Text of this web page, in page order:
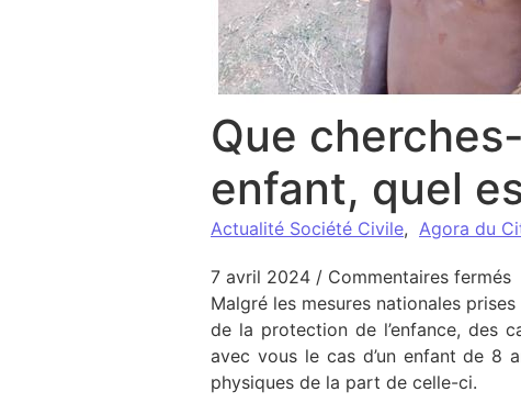
Que
enfant, quel
Actualité Société Civile, Agora du
7 avril 2024 / Commentaires fermés
Malgré les mesures nationales
de la protection de l’enfance, des
avec vous le cas d’un enfant de 8
physiques de la part de celle-ci.